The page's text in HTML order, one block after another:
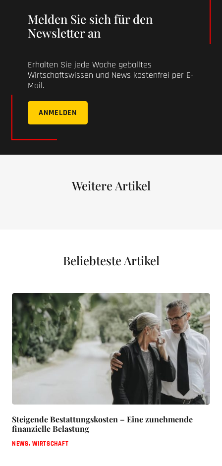
Melden Sie sich für den
Newsletter an
Erhalten Sie jede Woche geballtes
Wirtschaftswissen und News kostenfrei per E-
Mail.
ANMELDEN
Weitere Artikel
Beliebteste Artikel
Steigende Bestattungskosten – Eine zunehmende
finanzielle Belastung
NEWS,WIRTSCHAFT